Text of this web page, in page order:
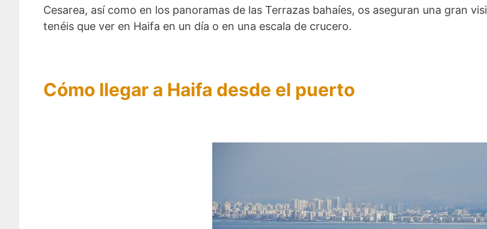
Cesarea, así como en los panoramas de las Terrazas bahaíes, os aseguran una gran
tenéis que ver en Haifa en un día o en una escala de crucero.
Cómo llegar a Haifa desde el puerto